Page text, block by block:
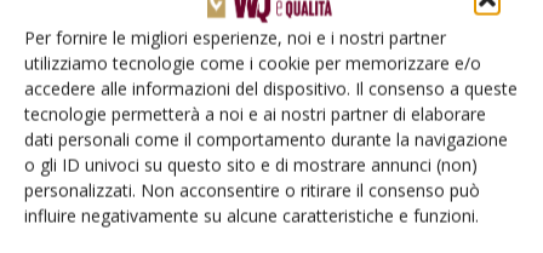
Per fornire le migliori esperienze, noi e i nostri partner
utilizziamo tecnologie come i cookie per memorizzare e/o
accedere alle informazioni del dispositivo. Il consenso a queste
tecnologie permetterà a noi e ai nostri partner di elaborare
dati personali come il comportamento durante la navigazione
o gli ID univoci su questo sito e di mostrare annunci (non)
personalizzati. Non acconsentire o ritirare il consenso può
influire negativamente su alcune caratteristiche e funzioni.
MERCATO